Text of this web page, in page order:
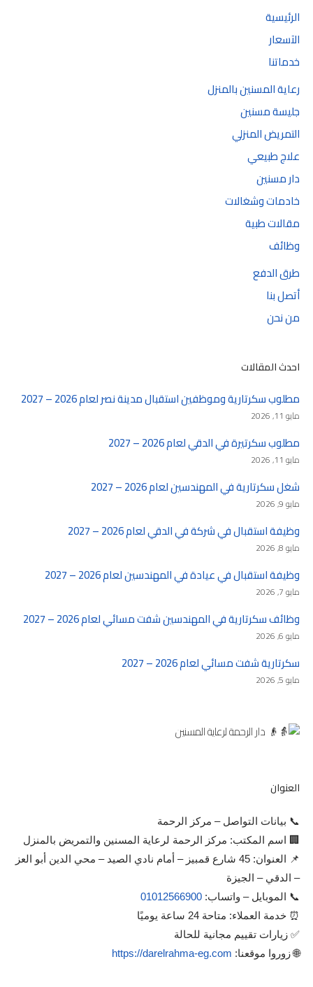
الرئيسية
الآسعار
خدماتنا
رعاية المسنين بالمنزل
جليسة مسنين
التمريض المنزلي
علاج طبيعي
دار مسنين
خادمات وشغالات
مقالات طبية
وظائف
طرق الدفع
أتصل بنا
من نحن
احدث المقالات
مطلوب سكرتارية وموظفين استقبال مدينة نصر لعام 2026 – 2027
مايو 11, 2026
مطلوب سكرتيرة في الدقي لعام 2026 – 2027
مايو 11, 2026
شغل سكرتارية في المهندسين لعام 2026 – 2027
مايو 9, 2026
وظيفة استقبال في شركة في الدقي لعام 2026 – 2027
مايو 8, 2026
وظيفة استقبال في عيادة في المهندسين لعام 2026 – 2027
مايو 7, 2026
وظائف سكرتارية في المهندسين شفت مسائي لعام 2026 – 2027
مايو 6, 2026
سكرتارية شفت مسائي لعام 2026 – 2027
مايو 5, 2026
العنوان
📞 بيانات التواصل – مركز الرحمة
🏢 اسم المكتب: مركز الرحمة لرعاية المسنين والتمريض بالمنزل
📌 العنوان: 45 شارع قمبيز – أمام نادي الصيد – محي الدين أبو العز
– الدقي – الجيزة
📞 الموبايل – واتساب: 01012566900
⏰ خدمة العملاء: متاحة 24 ساعة يوميًا
✅ زيارات تقييم مجانية للحالة
🌐 زوروا موقعنا: https://darelrahma-eg.com